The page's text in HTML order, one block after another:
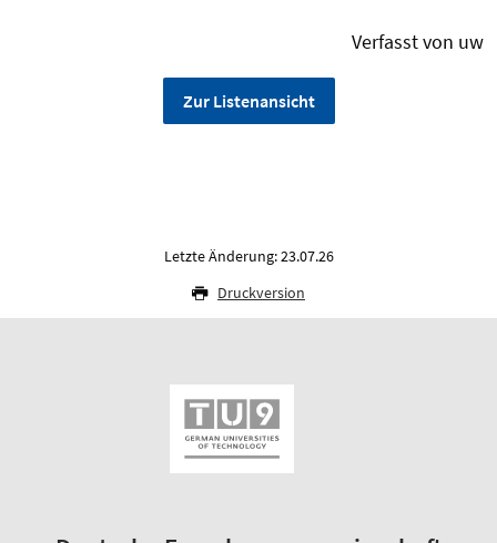
Verfasst von uw
Zur Listenansicht
Letzte Änderung: 23.07.26
Druckversion